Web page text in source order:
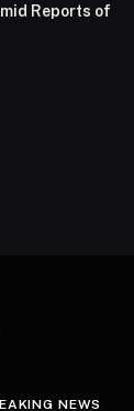
Reports of
NEWS